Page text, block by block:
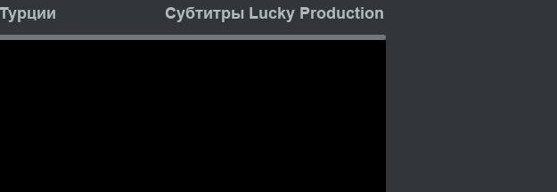
Субтитры Lucky Production